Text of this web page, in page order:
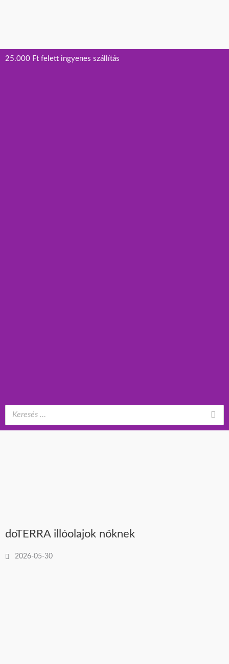
25.000 Ft felett ingyenes szállítás
doTERRA illóolajok nőknek
2026-05-30